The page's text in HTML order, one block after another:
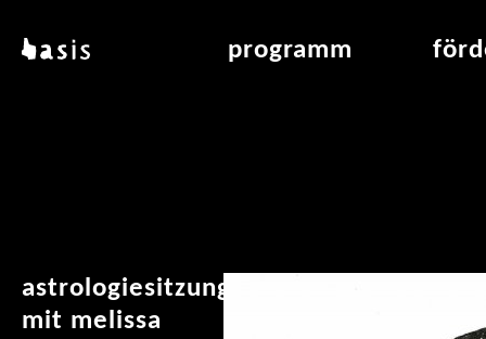
basis programm
astrologiesitzung
mit melissa